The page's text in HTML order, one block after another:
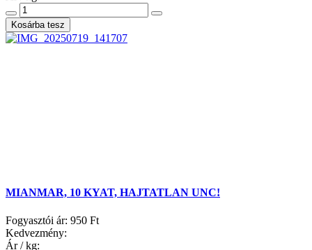
MIANMAR, 10 KYAT, HAJTATLAN UNC!
Fogyasztói ár: 950 Ft
Kedvezmény:
Ár / kg: